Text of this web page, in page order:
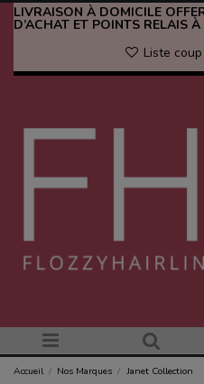
LIVRAISON À DOMICILE
D’ACHAT ET POINTS RELAIS
Liste
Accueil Nos Marques Janet Collection